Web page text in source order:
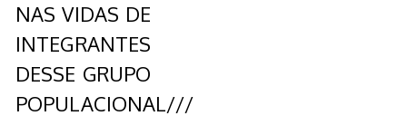
NAS VIDAS DE
INTEGRANTES
DESSE GRUPO
POPULACIONAL///